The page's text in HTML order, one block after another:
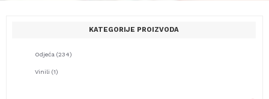
KATEGORIJE PROIZVODA
Odjeća (234)
Vinili (1)